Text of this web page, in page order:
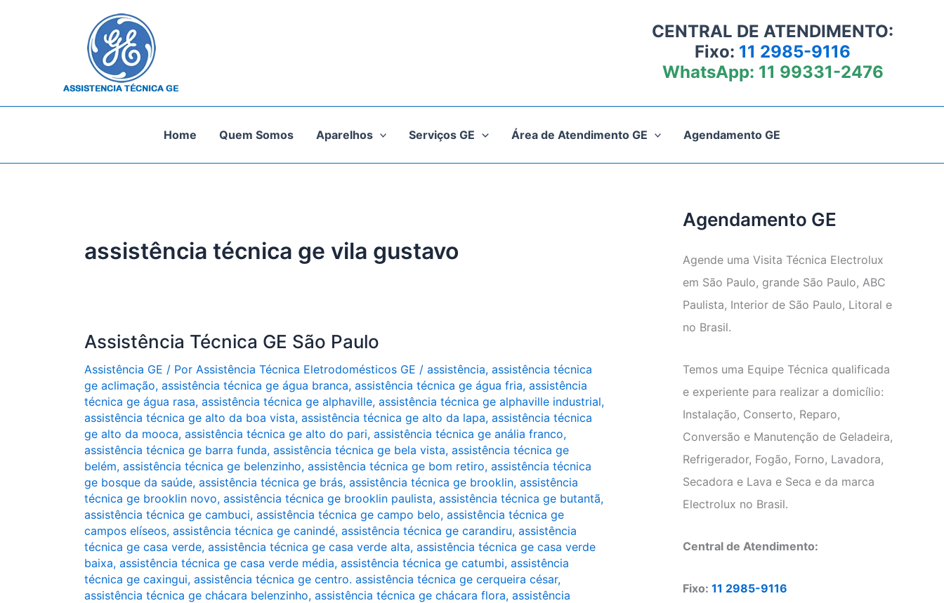
CENTRAL DE ATENDIMENTO:
Fixo: 11 2985-9116
WhatsApp: 11 99331-2476
Home Quem Somos Aparelhos Serviços GE Área de Atendimento GE Agendamento GE
assistência técnica ge vila gustavo
Assistência Técnica GE São Paulo
Assistência GE / Por Assistência Técnica Eletrodomésticos GE / assistência, assistência técnica
ge aclimação, assistência técnica ge água branca, assistência técnica ge água fria, assistência
técnica ge água rasa, assistência técnica ge alphaville, assistência técnica ge alphaville industrial,
assistência técnica ge alto da boa vista, assistência técnica ge alto da lapa, assistência técnica
ge alto da mooca, assistência técnica ge alto do pari, assistência técnica ge anália franco,
assistência técnica ge barra funda, assistência técnica ge bela vista, assistência técnica ge
belém, assistência técnica ge belenzinho, assistência técnica ge bom retiro, assistência técnica
ge bosque da saúde, assistência técnica ge brás, assistência técnica ge brooklin, assistência
técnica ge brooklin novo, assistência técnica ge brooklin paulista, assistência técnica ge butantã,
assistência técnica ge cambuci, assistência técnica ge campo belo, assistência técnica ge
campos elíseos, assistência técnica ge canindé, assistência técnica ge carandiru, assistência
técnica ge casa verde, assistência técnica ge casa verde alta, assistência técnica ge casa verde
baixa, assistência técnica ge casa verde média, assistência técnica ge catumbi, assistência
técnica ge caxingui, assistência técnica ge centro. assistência técnica ge cerqueira césar,
assistência técnica ge chácara belenzinho, assistência técnica ge chácara flora, assistência
Agendamento GE
Agende uma Visita Técnica Electrolux
em São Paulo, grande São Paulo, ABC
Paulista, Interior de São Paulo, Litoral e
no Brasil.
Temos uma Equipe Técnica qualificada
e experiente para realizar a domicílio:
Instalação, Conserto, Reparo,
Conversão e Manutenção de Geladeira,
Refrigerador, Fogão, Forno, Lavadora,
Secadora e Lava e Seca e da marca
Electrolux no Brasil.
Central de Atendimento:
Fixo: 11 2985-9116